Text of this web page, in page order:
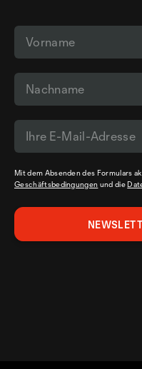
Mit dem Absenden des Formulars
Geschäftsbedingungen und die